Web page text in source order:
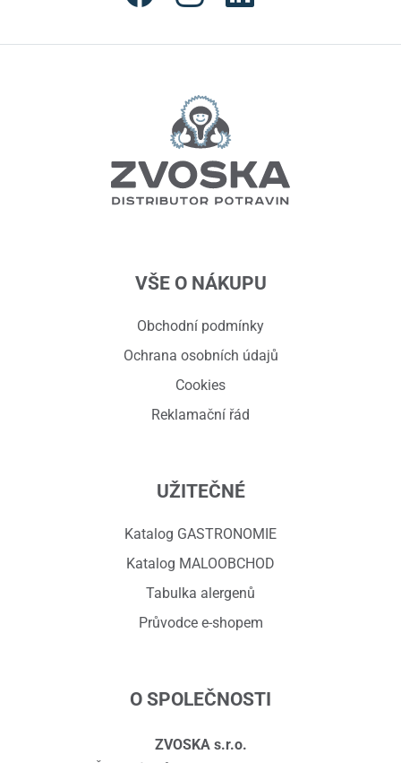
VŠE O NÁKUPU
Obchodní podmínky
Ochrana osobních údajů
Cookies
Reklamační řád
UŽITEČNÉ
Katalog GASTRONOMIE
Katalog MALOOBCHOD
Tabulka alergenů
Průvodce e-shopem
O SPOLEČNOSTI
ZVOSKA s.r.o.